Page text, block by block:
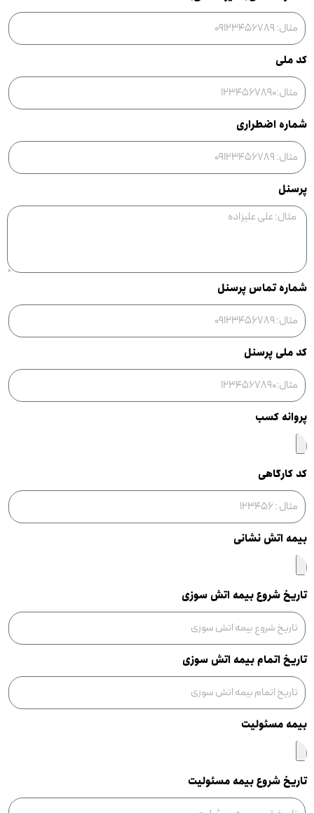
کد ملی
شماره اضطراری
پرسنل
شماره تماس پرسنل
کد ملی پرسنل
پروانه کسب
کد کارگاهی
بیمه اتش نشانی
تاریخ شروع بیمه اتش سوزی
تاریخ اتمام بیمه اتش سوزی
بیمه مسئولیت
تاریخ شروع بیمه مسئولیت